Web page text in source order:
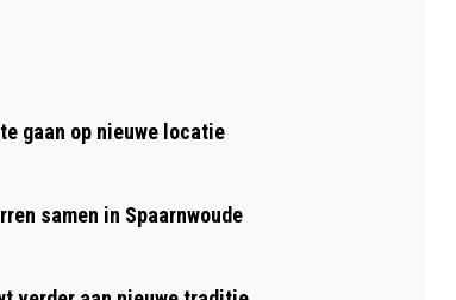
IJMOND
gaan op nieuwe locatie
samen in Spaarnwoude